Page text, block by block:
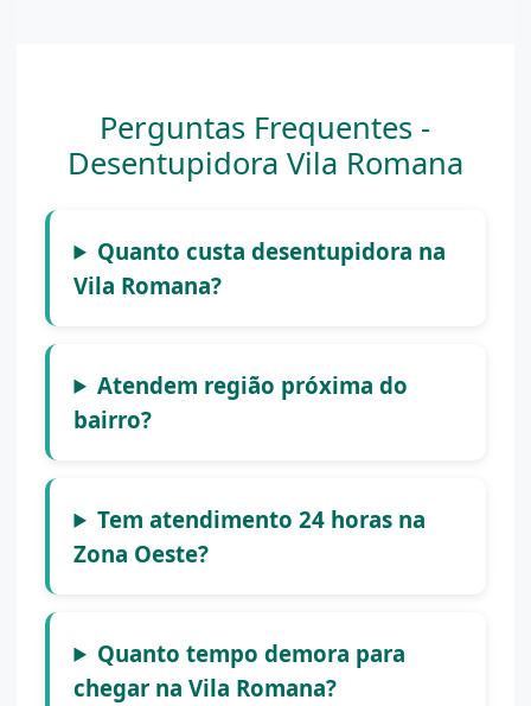
Perguntas Frequentes -
Desentupidora Vila Romana
Quanto custa desentupidora na
Vila Romana?
Atendem região próxima do
bairro?
Tem atendimento 24 horas na
Zona Oeste?
Quanto tempo demora para
chegar na Vila Romana?